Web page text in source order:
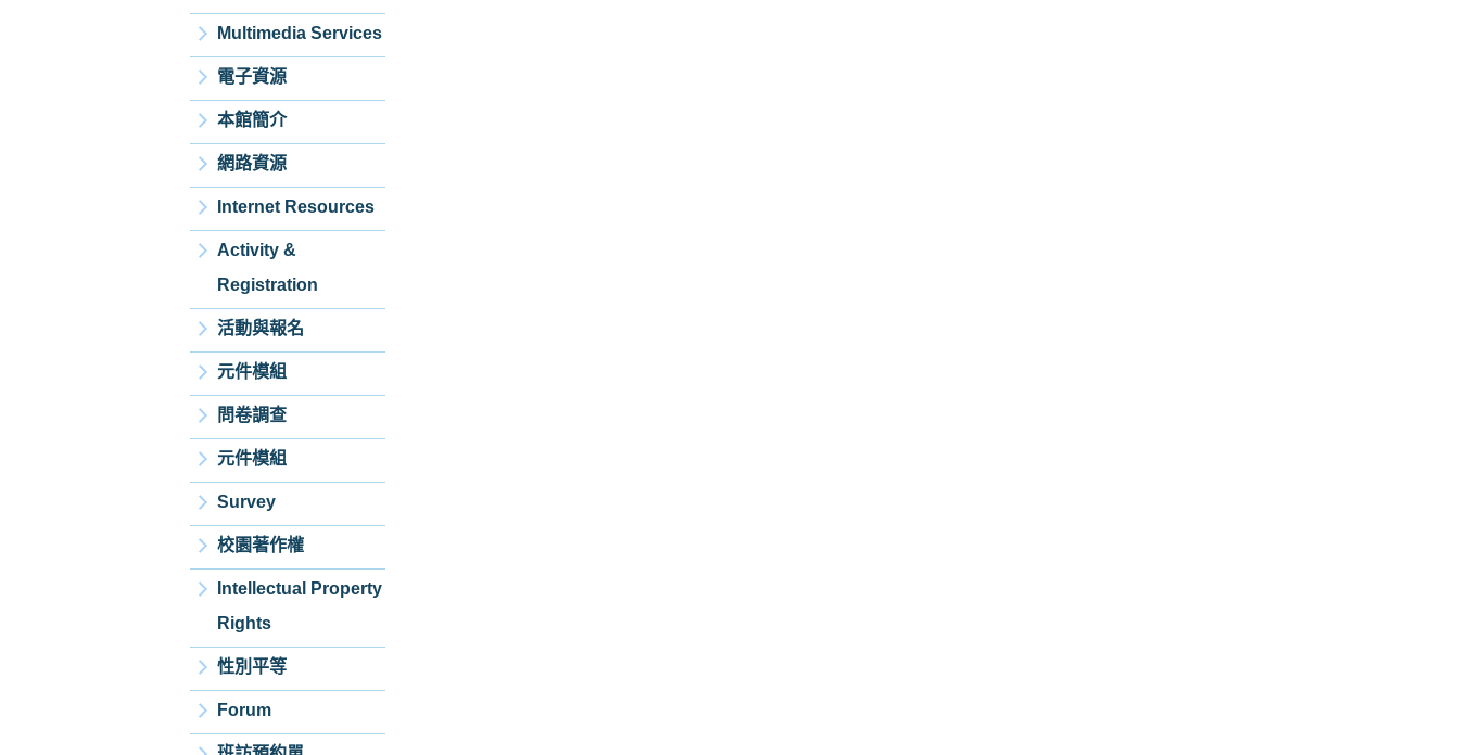
Multimedia Services
電子資源
本館簡介
網路資源
Internet Resources
Activity &
Registration
活動與報名
元件模組
問卷調查
元件模組
Survey
校園著作權
Intellectual Property
Rights
性別平等
Forum